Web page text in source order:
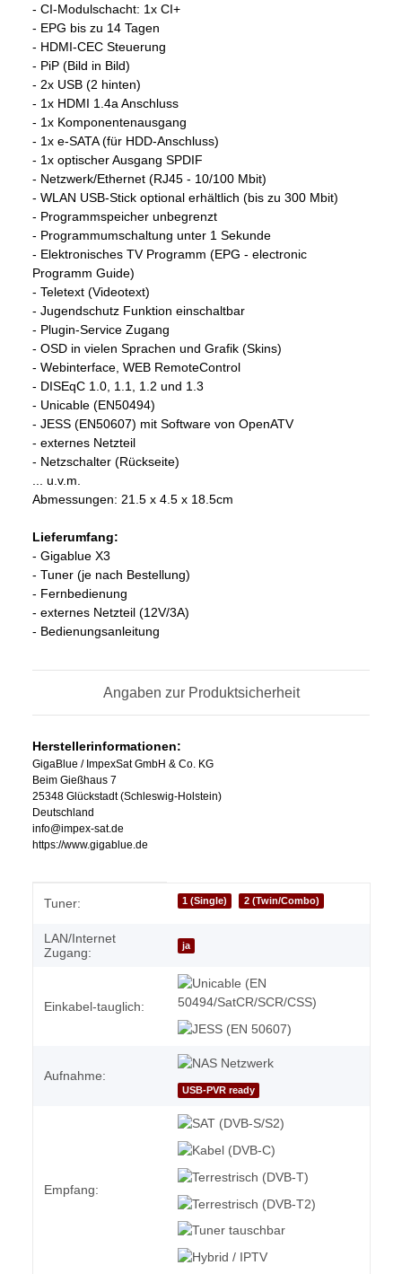
- CI-Modulschacht: 1x CI+
- EPG bis zu 14 Tagen
- HDMI-CEC Steuerung
- PiP (Bild in Bild)
- 2x USB (2 hinten)
- 1x HDMI 1.4a Anschluss
- 1x Komponentenausgang
- 1x e-SATA (für HDD-Anschluss)
- 1x optischer Ausgang SPDIF
- Netzwerk/Ethernet (RJ45 - 10/100 Mbit)
- WLAN USB-Stick optional erhältlich (bis zu 300 Mbit)
- Programmspeicher unbegrenzt
- Programmumschaltung unter 1 Sekunde
- Elektronisches TV Programm (EPG - electronic
Programm Guide)
- Teletext (Videotext)
- Jugendschutz Funktion einschaltbar
- Plugin-Service Zugang
- OSD in vielen Sprachen und Grafik (Skins)
- Webinterface, WEB RemoteControl
- DISEqC 1.0, 1.1, 1.2 und 1.3
- Unicable (EN50494)
- JESS (EN50607) mit Software von OpenATV
- externes Netzteil
- Netzschalter (Rückseite)
... u.v.m.
Abmessungen: 21.5 x 4.5 x 18.5cm
Lieferumfang:
- Gigablue X3
- Tuner (je nach Bestellung)
- Fernbedienung
- externes Netzteil (12V/3A)
- Bedienungsanleitung
Angaben zur Produktsicherheit
Herstellerinformationen:
GigaBlue / ImpexSat GmbH & Co. KG
Beim Gießhaus 7
25348 Glückstadt (Schleswig-Holstein)
Deutschland
info@impex-sat.de
https://www.gigablue.de
Produkteigenschaft
Wert
Tuner: 1 (Single) 2 (Twin/Combo)
LAN/Internet
Zugang:
ja
Einkabel-tauglich:
Aufnahme:
USB-PVR ready
Empfang: